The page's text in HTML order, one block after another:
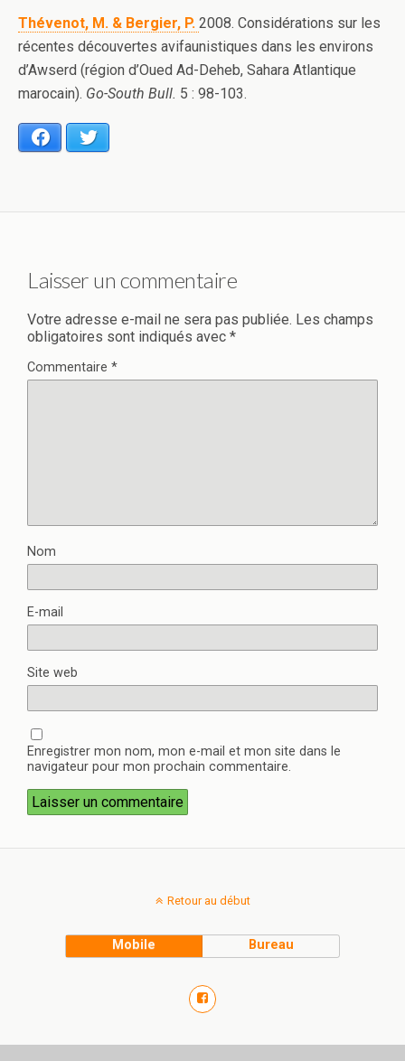
Thévenot, M. & Bergier, P. 2008. Considérations sur les
récentes découvertes avifaunistiques dans les environs
d’Awserd (région d’Oued Ad-Deheb, Sahara Atlantique
marocain). Go-South Bull. 5 : 98-103.
Facebook
Laisser un commentaire
Votre adresse e-mail ne sera pas publiée. Les champs
obligatoires sont indiqués avec *
Commentaire *
Nom
E-mail
Site web
Enregistrer mon nom, mon e-mail et mon site dans le
navigateur pour mon prochain commentaire.
Retour au début
Mobile Bureau